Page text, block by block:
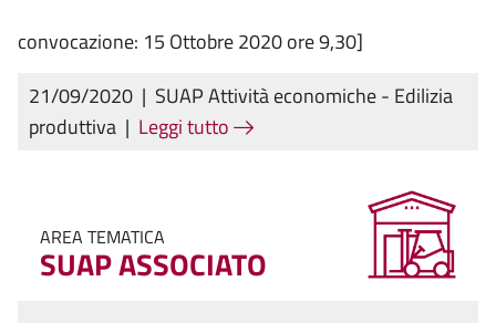
convocazione: 15 Ottobre 2020 ore 9,30]
21/09/2020 | SUAP Attività economiche - Edilizia
produttiva | Leggi tutto
AREA TEMATICA
SUAP ASSOCIATO